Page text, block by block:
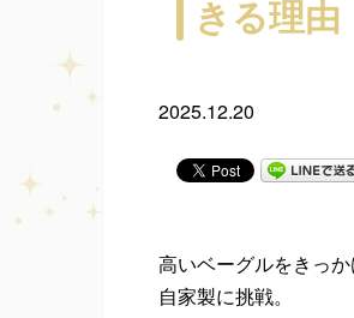
きる理由
2025.12.20
高いベーグルをきっ
自家製に挑戦。